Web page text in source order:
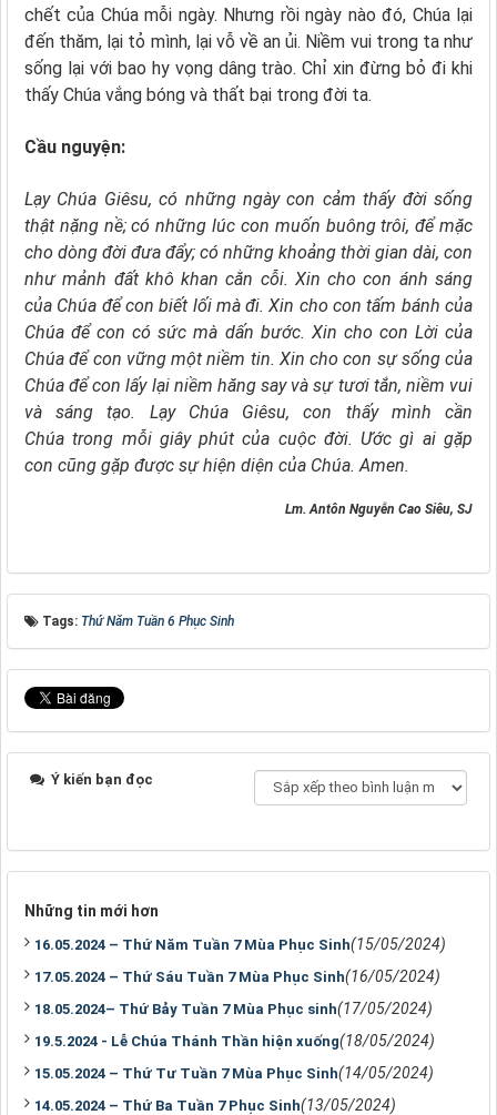
chết của Chúa mỗi ngày. Nhưng rồi ngày nào đó, Chúa lại
đến thăm, lại tỏ mình, lại vỗ về an ủi. Niềm vui trong ta như
sống lại với bao hy vọng dâng trào. Chỉ xin đừng bỏ đi khi
thấy Chúa vắng bóng và thất bại trong đời ta.
Cầu nguyện:
Lạy Chúa Giêsu,có những ngày con cảm thấy đời sống
thật nặng nề;có những lúc con muốn buông trôi,để mặc
cho dòng đời đưa đẩy; có những khoảng thời gian dài, con
như mảnh đất khô khan cằn cỗi. Xin cho con ánh sáng
của Chúa để con biết lối mà đi.Xin cho con tấm bánh của
Chúađể con có sức mà dấn bước. Xin cho con Lời của
Chúađể con vững một niềm tin. Xin cho con sự sống của
Chúađể con lấy lại niềm hăng say và sự tươi tắn, niềm vui
và sáng tạo. Lạy Chúa Giêsu,con thấy mình cần
Chúatrong mỗi giây phút của cuộc đời. Ước gì ai gặp
con cũng gặp được sự hiện diện của Chúa.Amen.
Lm. Antôn Nguyễn Cao Siêu, SJ
Tags: Thứ Năm Tuần 6 Phục Sinh
Ý kiến bạn đọc
Những tin mới hơn
16.05.2024 – Thứ Năm Tuần 7 Mùa Phục Sinh(15/05/2024)
17.05.2024 – Thứ Sáu Tuần 7 Mùa Phục Sinh(16/05/2024)
18.05.2024– Thứ Bảy Tuần 7 Mùa Phục sinh(17/05/2024)
19.5.2024 - Lễ Chúa Thánh Thần hiện xuống(18/05/2024)
15.05.2024 – Thứ Tư Tuần 7 Mùa Phục Sinh(14/05/2024)
14.05.2024 – Thứ Ba Tuần 7 Phục Sinh(13/05/2024)